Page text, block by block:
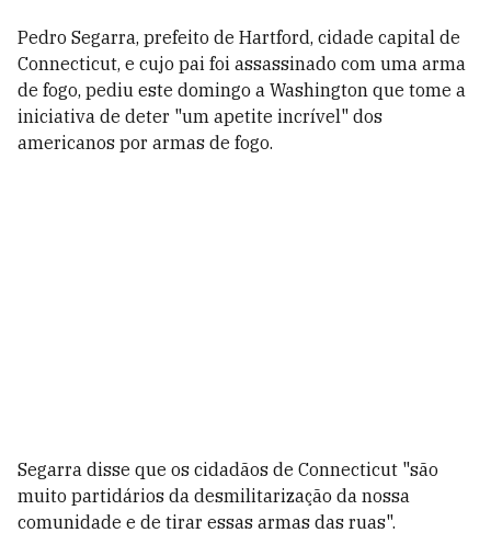
Pedro Segarra, prefeito de Hartford, cidade capital de
Connecticut, e cujo pai foi assassinado com uma arma
de fogo, pediu este domingo a Washington que tome a
iniciativa de deter "um apetite incrível" dos
americanos por armas de fogo.
Segarra disse que os cidadãos de Connecticut "são
muito partidários da desmilitarização da nossa
comunidade e de tirar essas armas das ruas".